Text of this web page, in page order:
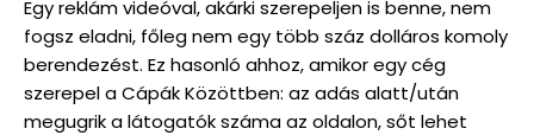
Egy reklám videóval, akárki szerepeljen is benne, nem
fogsz eladni, főleg nem egy több száz dolláros komoly
berendezést. Ez hasonló ahhoz, amikor egy cég
szerepel a Cápák Közöttben: az adás alatt/után
megugrik a látogatók száma az oldalon, sőt lehet